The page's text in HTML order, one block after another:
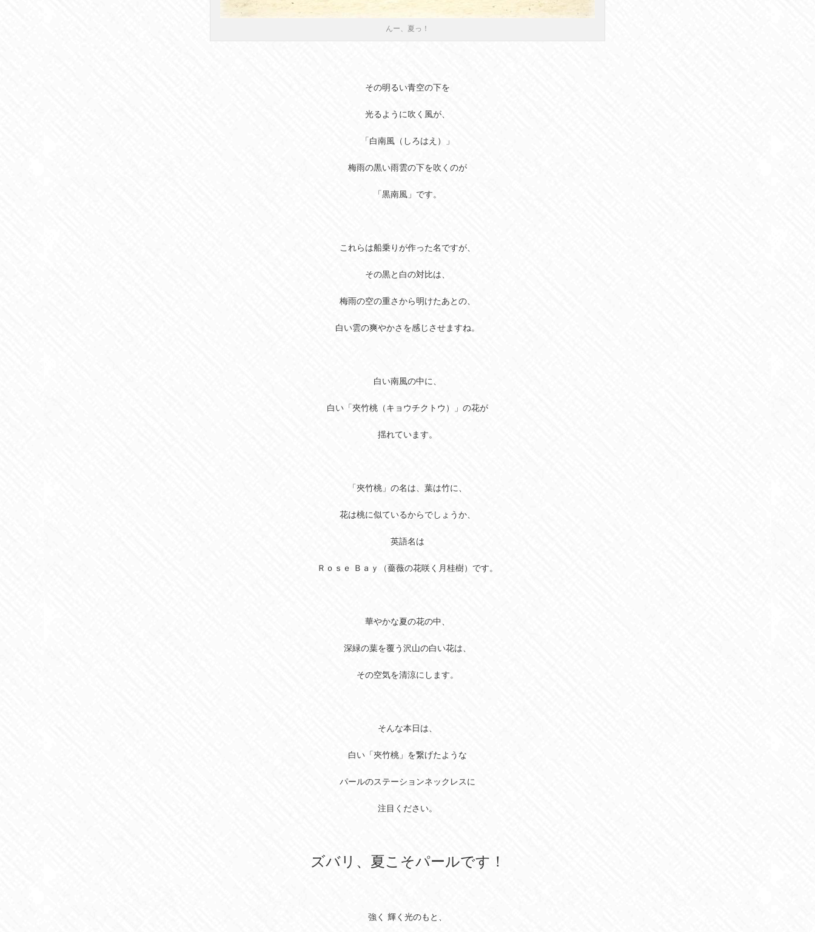
んー、夏っ！
その明るい青空の下を
光るように吹く風が、
「白南風（しろはえ）」
梅雨の黒い雨雲の下を吹くのが
「黒南風」です。
これらは船乗りが作った名ですが、
その黒と白の対比は、
梅雨の空の重さから明けたあとの、
白い雲の爽やかさを感じさせますね。
白い南風の中に、
白い「夾竹桃（キョウチクトウ）」の花が
揺れています。
「夾竹桃」の名は、葉は竹に、
花は桃に似ているからでしょうか、
英語名は
Ｒｏｓｅ Ｂａｙ（薔薇の花咲く月桂樹）です。
華やかな夏の花の中、
深緑の葉を覆う沢山の白い花は、
その空気を清涼にします。
そんな本日は、
白い「夾竹桃」を繋げたような
パールのステーションネックレスに
注目ください。
ズバリ、夏こそパールです！
強く 輝く光のもと、